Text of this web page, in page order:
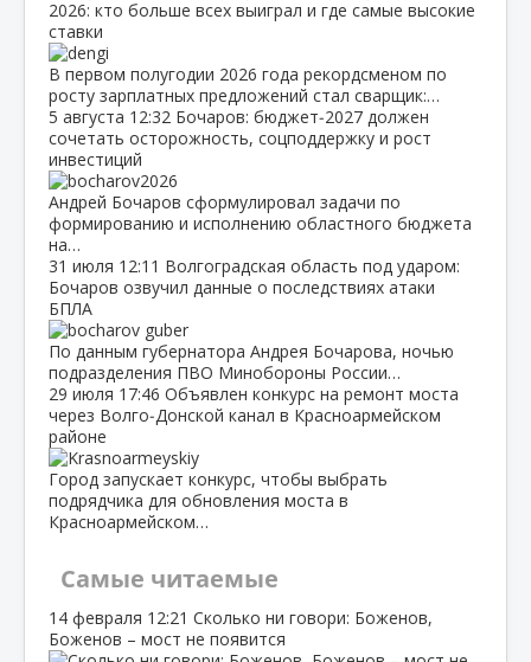
2026: кто больше всех выиграл и где самые высокие
ставки
В первом полугодии 2026 года рекордсменом по
росту зарплатных предложений стал сварщик:…
5 августа 12:32 Бочаров: бюджет‑2027 должен
сочетать осторожность, соцподдержку и рост
инвестиций
Андрей Бочаров сформулировал задачи по
формированию и исполнению областного бюджета
на…
31 июля 12:11 Волгоградская область под ударом:
Бочаров озвучил данные о последствиях атаки
БПЛА
По данным губернатора Андрея Бочарова, ночью
подразделения ПВО Минобороны России…
29 июля 17:46 Объявлен конкурс на ремонт моста
через Волго‑Донской канал в Красноармейском
районе
Город запускает конкурс, чтобы выбрать
подрядчика для обновления моста в
Красноармейском…
Самые читаемые
14 февраля 12:21 Сколько ни говори: Боженов,
Боженов – мост не появится